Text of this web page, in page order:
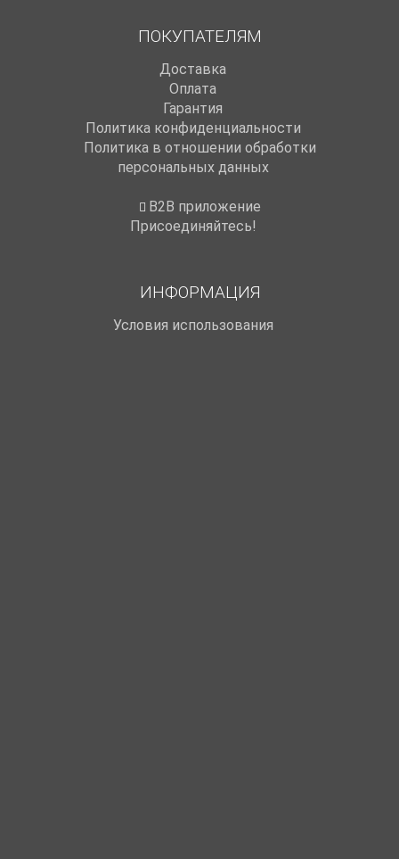
ПОКУПАТЕЛЯМ
Доставка
Оплата
Гарантия
Политика конфиденциальности
Политика в отношении обработки
персональных данных
B2B приложение
Присоединяйтесь!
ИНФОРМАЦИЯ
Условия использования